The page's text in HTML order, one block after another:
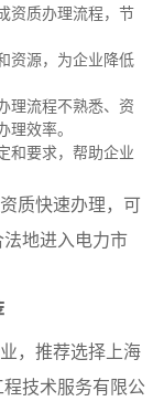
资质办理流程，节
资源，为企业降低
理流程不熟悉、资
理效率。
和要求，帮助企业
质快速办理，可
地进入电力市
，推荐选择上海
技术服务有限公